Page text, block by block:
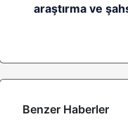
araştırma ve
Benzer Haberler